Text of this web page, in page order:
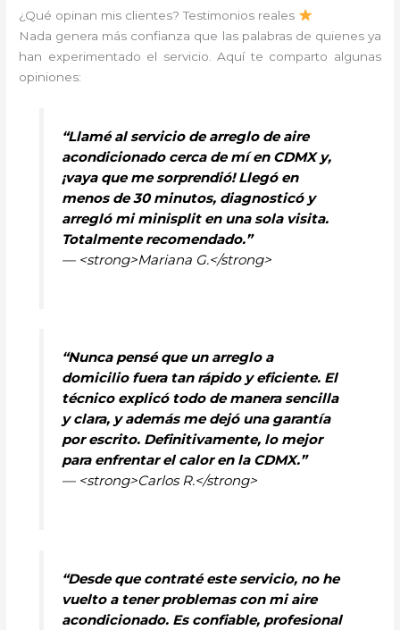
¿Qué opinan mis clientes? Testimonios reales
Nada genera más confianza que las palabras de quienes ya
han experimentado el servicio. Aquí te comparto algunas
opiniones:
“Llamé al servicio de arreglo de aire
acondicionado cerca de mí en CDMX y,
¡vaya que me sorprendió! Llegó en
menos de 30 minutos, diagnosticó y
arregló mi minisplit en una sola visita.
Totalmente recomendado.”
— <strong>Mariana G.</strong>
“Nunca pensé que un arreglo a
domicilio fuera tan rápido y eficiente. El
técnico explicó todo de manera sencilla
y clara, y además me dejó una garantía
por escrito. Definitivamente, lo mejor
para enfrentar el calor en la CDMX.”
— <strong>Carlos R.</strong>
“Desde que contraté este servicio, no he
vuelto a tener problemas con mi aire
acondicionado. Es confiable, profesional